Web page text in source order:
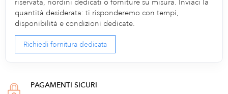
riservata, riordini dedicati o forniture su misura. Inviaci la
quantità desiderata: ti risponderemo con tempi,
disponibilità e condizioni dedicate.
Richiedi fornitura dedicata
PAGAMENTI SICURI